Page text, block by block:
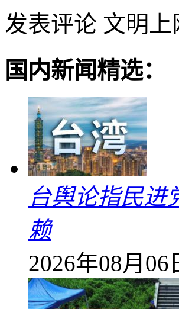
发表评论 文明
国内新闻精选：
台舆论指民进
赖
2026年08月06